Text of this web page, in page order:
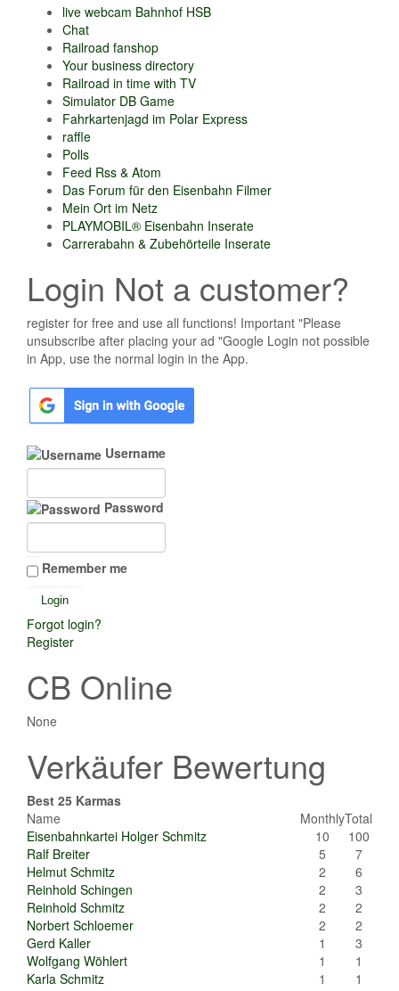
live webcam Bahnhof HSB
Chat
Railroad fanshop
Your business directory
Railroad in time with TV
Simulator DB Game
Fahrkartenjagd im Polar Express
raffle
Polls
Feed Rss & Atom
Das Forum für den Eisenbahn Filmer
Mein Ort im Netz
PLAYMOBIL® Eisenbahn Inserate
Carrerabahn & Zubehörteile Inserate
Login Not a customer?
register for free and use all functions! Important "Please
unsubscribe after placing your ad "Google Login not possible
in App, use the normal login in the App.
Username
Password
Remember me
Forgot login?
Register
CB Online
None
Verkäufer Bewertung
Best 25 Karmas
Name
MonthlyTotal
Eisenbahnkartei Holger Schmitz
10
100
Ralf Breiter
5
7
Helmut Schmitz
2
6
Reinhold Schingen
2
3
Reinhold Schmitz
2
2
Norbert Schloemer
2
2
Gerd Kaller
1
3
Wolfgang Wöhlert
1
1
Karla Schmitz
1
1